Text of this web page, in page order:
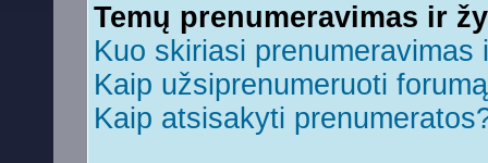
Temų prenumeravimas ir
Kuo skiriasi prenumeravimas
Kaip užsiprenumeruoti
Kaip atsisakyti